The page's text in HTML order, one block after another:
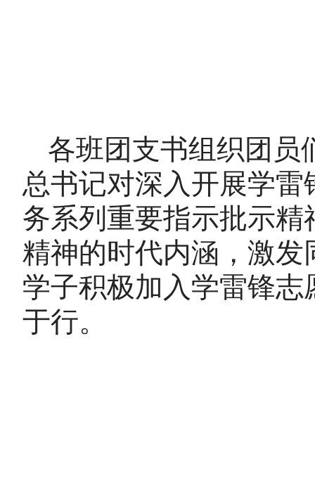
各班团支书组织团员
总书记对深入开展学
务系列重要指示批示
精神的时代内涵，激
学子积极加入学雷锋
于行。